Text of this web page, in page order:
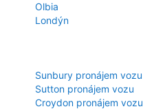
Olbia
Londýn
Sunbury pronájem vozu
Sutton pronájem vozu
Croydon pronájem vozu